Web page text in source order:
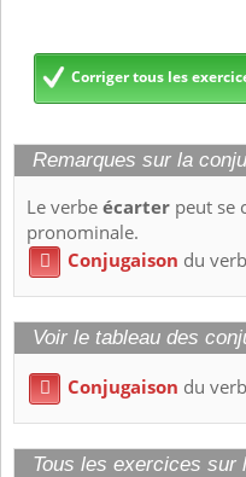
Corriger tous les
Remarques sur la
Le verbeécarter peut se
pronominale.
 Conjugaison du
Voir le tableau des
 Conjugaison du
Tous les exercices sur